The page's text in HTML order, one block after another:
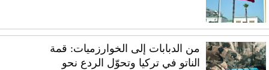
من الدبابات إلى الخوارزميات: قمة
الناتو في تركيا وتحوّل الردع نحو